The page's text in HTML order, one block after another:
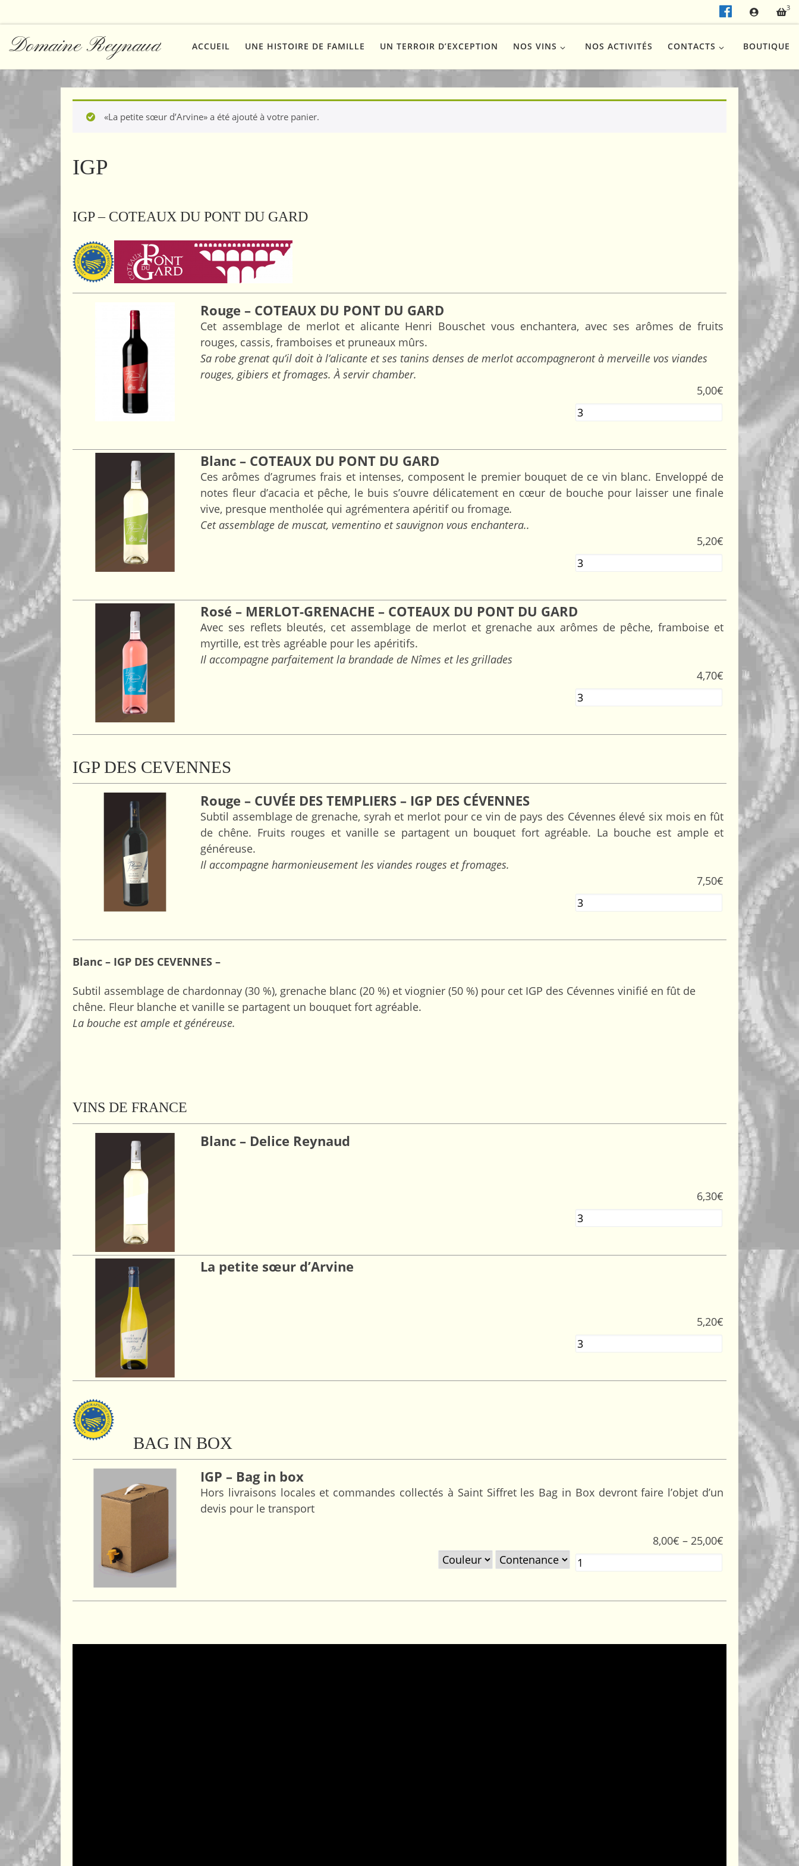
3
Domaine Reynaud ACCUEIL UNE HISTOIRE DE FAMILLE UN TERROIR D’EXCEPTION NOS VINS NOS ACTIVITÉS CONTACTS BOUTIQUE
«La petite sœur d’Arvine» a été ajouté à votre panier.
IGP
IGP – COTEAUX DU PONT DU GARD
Rouge – COTEAUX DU PONT DU GARD
Cet assemblage de merlot et alicante Henri Bouschet vous enchantera, avec ses arômes de fruits
rouges, cassis, framboises et pruneaux mûrs.
Sa robe grenat qu’il doit à l’alicante et ses tanins denses de merlot accompagneront à merveille vos viandes
rouges, gibiers et fromages. À servir chamber.
5,00€
Blanc – COTEAUX DU PONT DU GARD
Ces arômes d’agrumes frais et intenses, composent le premier bouquet de ce vin blanc. Enveloppé de
notes fleur d’acacia et pêche, le buis s’ouvre délicatement en cœur de bouche pour laisser une finale
vive, presque mentholée qui agrémentera apéritif ou fromage.
Cet assemblage de muscat, vementino et sauvignon vous enchantera..
5,20€
Rosé – MERLOT-GRENACHE – COTEAUX DU PONT DU GARD
Avec ses reflets bleutés, cet assemblage de merlot et grenache aux arômes de pêche, framboise et
myrtille, est très agréable pour les apéritifs.
Il accompagne parfaitement la brandade de Nîmes et les grillades
4,70€
Quantité
IGP DES CEVENNES
Rouge – CUVÉE DES TEMPLIERS – IGP DES CÉVENNES
Subtil assemblage de grenache, syrah et merlot pour ce vin de pays des Cévennes élevé six mois en fût
de chêne. Fruits rouges et vanille se partagent un bouquet fort agréable. La bouche est ample et
généreuse.
Il accompagne harmonieusement les viandes rouges et fromages.
7,50€
Quantité
Blanc – IGP DES CEVENNES –
Subtil assemblage de chardonnay (30 %), grenache blanc (20 %) et viognier (50 %) pour cet IGP des Cévennes vinifié en fût de
chêne. Fleur blanche et vanille se partagent un bouquet fort agréable.
La bouche est ample et généreuse.
VINS DE FRANCE
Blanc – Delice Reynaud
6,30€
Quantité
La petite sœur d’Arvine
5,20€
Quantité
BAG IN BOX
IGP – Bag in box
Hors livraisons locales et commandes collectés à Saint Siffret les Bag in Box devront faire l’objet d’un
devis pour le transport
8,00€ – 25,00€